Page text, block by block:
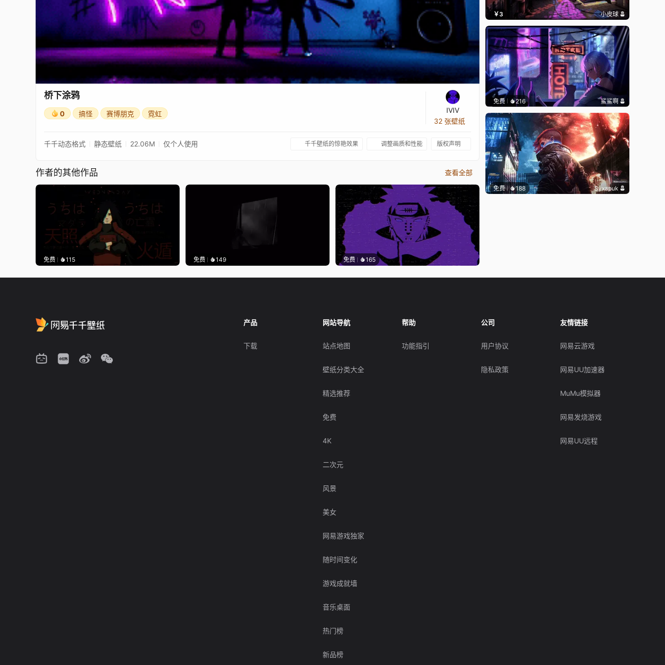
桥下涂鸦
0 搞怪 赛博朋克 霓虹
IVIV
32 张壁纸
千千动态格式 静态壁纸 22.06M 仅个人使用 千千壁纸的惊艳效果 调整画质和性能 版权声明
作者的其他作品 查看全部
免费 115 免费 149 免费 165
￥3 小皮球
免费 216 鲨鲨啊
免费 188 Syxapuk
产品
下载
网站导航
站点地图
壁纸分类大全
精选推荐
免费
4K
二次元
风景
美女
网易游戏独家
随时间变化
游戏成就墙
音乐桌面
热门榜
新品榜
帮助
功能指引
公司
用户协议
隐私政策
友情链接
网易云游戏
网易UU加速器
MuMu模拟器
网易发烧游戏
网易UU远程